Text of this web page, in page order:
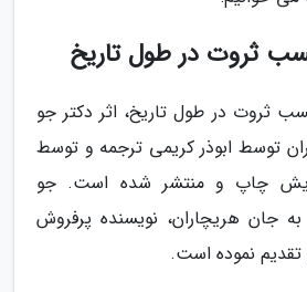
ثروت در طول تاریخ
ثروت در طول تاریخ، اثر دکتر جو
توسط ابوذر کریمی ترجمه و توسط
چاپ و منتشر شده است. جو
به جان هریچاران، نویسنده پرفروش
تقدیم نموده است.